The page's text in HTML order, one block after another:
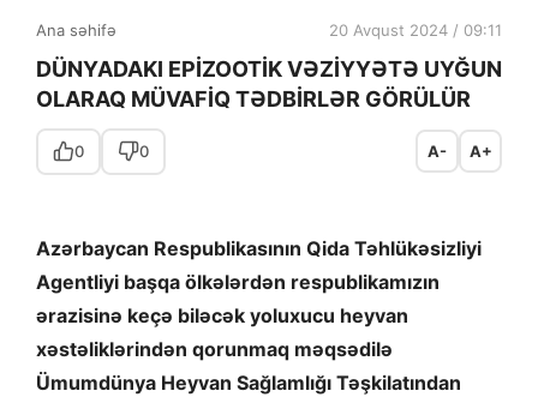
Ana səhifə 20 Avqust 2024 / 09:11
DÜNYADAKI EPİZOOTİK VƏZİYYƏTƏ UYĞUN
OLARAQ MÜVAFİQ TƏDBİRLƏR GÖRÜLÜR
0 0 A- A+
Azərbaycan Respublikasının Qida Təhlükəsizliyi
Agentliyi başqa ölkələrdən respublikamızın
ərazisinə keçə biləcək yoluxucu heyvan
xəstəliklərindən qorunmaq məqsədilə
Ümumdünya Heyvan Sağlamlığı Təşkilatından